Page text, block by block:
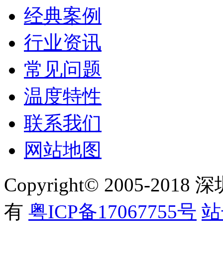
经典案例
行业资讯
常见问题
温度特性
联系我们
网站地图
Copyright© 2005-2018
有 粤ICP备17067755号